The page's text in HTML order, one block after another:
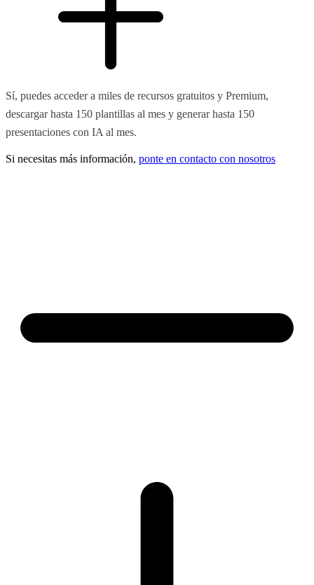
Sí, puedes acceder a miles de recursos gratuitos y Premium,
descargar hasta 150 plantillas al mes y generar hasta 150
presentaciones con IA al mes.
Si necesitas más información, ponte en contacto con nosotros